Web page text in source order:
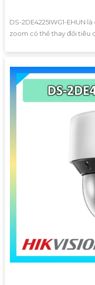
DS-2DE4225IWG1-EHUN
zoom có thể thay đổi tiêu